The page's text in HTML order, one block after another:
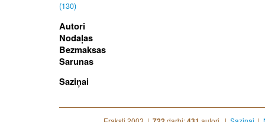
(130)
Autori
Nodaļas
Bezmaksas
Sarunas
Saziņai